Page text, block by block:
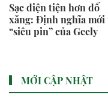
Sạc điện tiện hơn đổ
xăng: Định nghĩa mới
“siêu pin” của Geely
MỚI CẬP NHẬT